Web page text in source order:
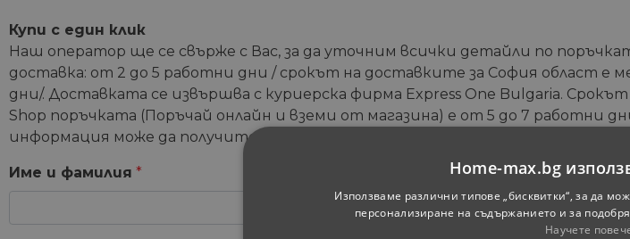
Купи с един клик
Наш оператор ще се свърже с Вас, за да уточним всички детайли по
доставка: от 2 до 5 работни дни / срокът на доставките за София област е
дни/. Доставката се извършва с куриерска фирма Express One Bulgaria.
Shop поръчката (Поръчай онлайн и вземи от магазина) е от 5 до 7 работни
информация може да получите от координаторите на онлайн магазина.
Име и фамилия * Телефон *
Home-max.bg
Използваме различни типове „бисквитки“, за да
персонализиране на съдържанието и за
Научете